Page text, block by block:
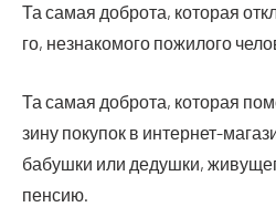
Та самая доб­ро­та, кото­рая
го, незна­ко­мо­го пожи­ло­го
Та самая доб­ро­та, кото­рая
зи­ну поку­пок в интер­нет-
бабуш­ки или дедуш­ки,
пенсию.